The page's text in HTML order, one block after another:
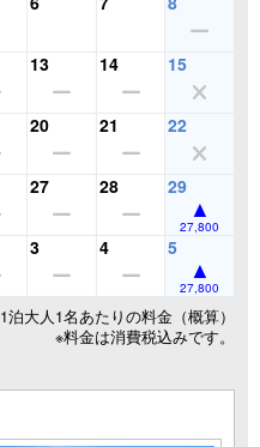
13 14 15
20 21 22
27 28 29
27,800
3 4 5
27,800
1泊大人1名あたりの料金（概算）
※料金は消費税込みです。